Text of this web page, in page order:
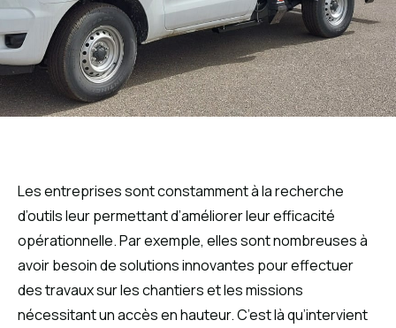
Les entreprises sont constamment à la recherche
d’outils leur permettant d’améliorer leur efficacité
opérationnelle. Par exemple, elles sont nombreuses à
avoir besoin de solutions innovantes pour effectuer
des travaux sur les chantiers et les missions
nécessitant un accès en hauteur. C’est là qu’intervient